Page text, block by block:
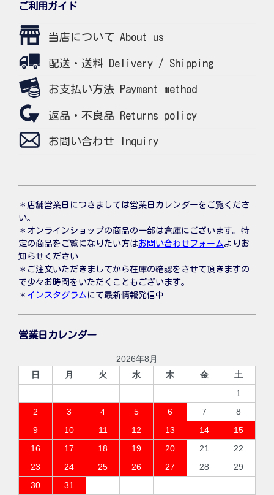
ご利用ガイド
当店について About us
配送・送料 Delivery / Shipping
お支払い方法 Payment method
返品・不良品 Returns policy
お問い合わせ Inquiry
＊店舗営業日につきましては営業日カレンダーをご覧くださ
い。
＊オンラインショップの商品の一部は倉庫にございます。特
定の商品をご覧になりたい方はお問い合わせフォームよりお
知らせください
＊ご注文いただきましてから在庫の確認をさせて頂きますの
で少々お時間をいただくこともございます。
＊ インスタグラム にて最新情報発信中
営業日カレンダー
2026年8月
日
月 火 水 木 金
土
1
2
3 4 5 6 7
8
9
10 11 12 13 14
15
16
17 18 19 20 21
22
23
24 25 26 27 28
29
30
31